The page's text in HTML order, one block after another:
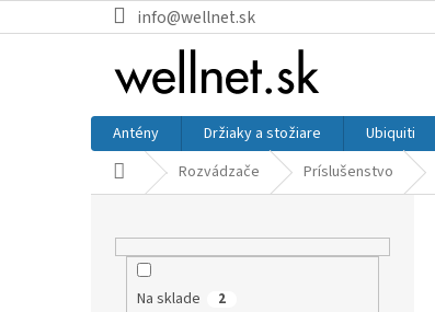
info@wellnet.sk
Antény Držiaky a stožiare Ubiquiti
DomovRozvádzače Príslušenstvo
Na sklade 2